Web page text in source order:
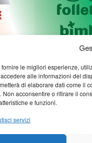
fornire le migliori esperienze,
alle informazioni del
di elaborare dati come il
Non acconsentire o ritirare il
e funzioni.
servizi